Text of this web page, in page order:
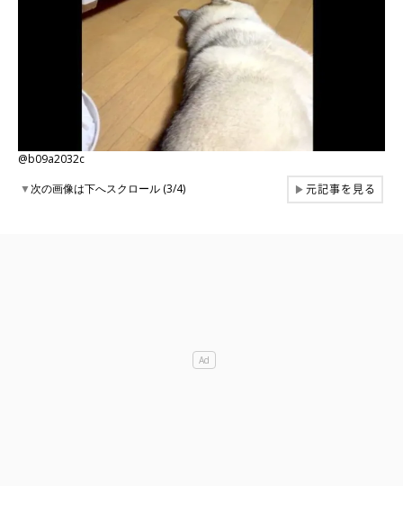
@b09a2032c
▼次の画像は下へスクロール (3/4) ▶元記事を見る